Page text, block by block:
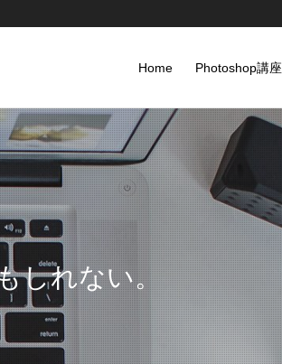
Home Photoshop講座
しれない。